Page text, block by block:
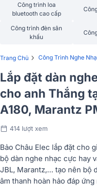
Công trình loa
bluetooth cao cấp
Công trình đèn sân
khấu
Trang Chủ › Công Trình Nghe
Lắp đặt dàn
cho anh Thắng
A180, Marantz
414 lượt xem
Bảo Châu Elec lắp đặt cho
bộ dàn nghe nhạc cực hay
JBL, Marantz,… tạo nên bộ
âm thanh hoàn hảo đáp